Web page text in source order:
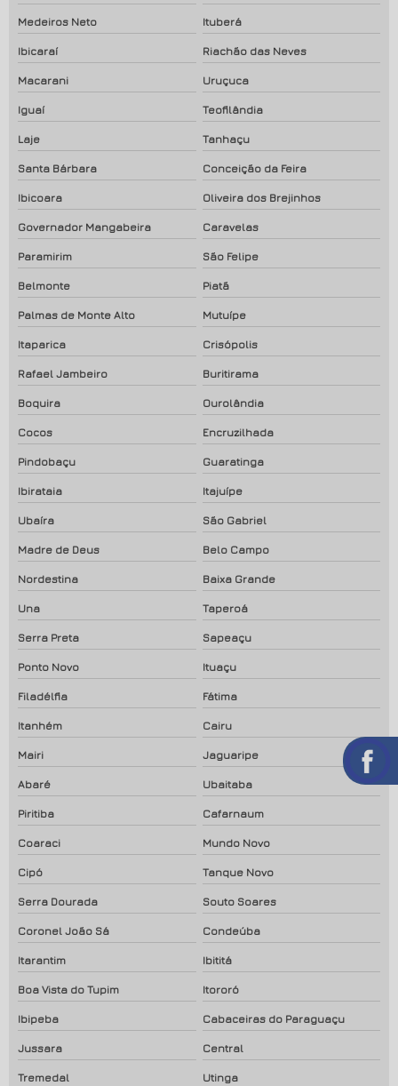
Medeiros Neto Ituberá
Ibicaraí Riachão das Neves
Macarani Uruçuca
Iguaí Teofilândia
Laje Tanhaçu
Santa Bárbara Conceição da Feira
Ibicoara Oliveira dos Brejinhos
Governador Mangabeira Caravelas
Paramirim São Felipe
Belmonte Piatã
Palmas de Monte Alto Mutuípe
Itaparica Crisópolis
Rafael Jambeiro Buritirama
Boquira Ourolândia
Cocos Encruzilhada
Pindobaçu Guaratinga
Ibirataia Itajuípe
Ubaíra São Gabriel
Madre de Deus Belo Campo
Nordestina Baixa Grande
Una Taperoá
Serra Preta Sapeaçu
Ponto Novo Ituaçu
Filadélfia Fátima
Itanhém Cairu
Mairi Jaguaripe
Abaré Ubaitaba
Piritiba Cafarnaum
Coaraci Mundo Novo
Cipó Tanque Novo
Serra Dourada Souto Soares
Coronel João Sá Condeúba
Itarantim Ibititá
Boa Vista do Tupim Itororó
Ibipeba Cabaceiras do Paraguaçu
Jussara Central
Tremedal Utinga